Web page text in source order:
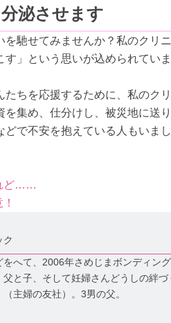
泌させます
馳せてみませんか？私のクリ
」という思いが込められていま
ちを応援するために、私のク
集め、仕分けし、被災地に送
で不安を抱えている人もいま
ど……
ク
へて、2006年さめじまボンディン
と子、そして妊婦さんどうしの絆づ
主婦の友社）。3男の父。